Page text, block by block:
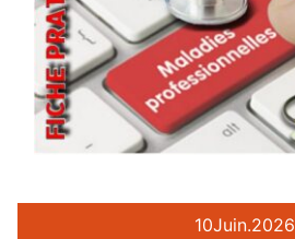
10Juin.2026